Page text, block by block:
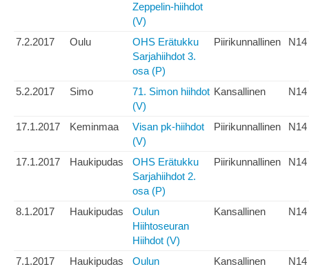
Zeppelin-hiihdot
(V)
7.2.2017 Oulu
OHS Erätukku
Sarjahiihdot 3.
osa (P)
Piirikunnallinen N14
5.2.2017 Simo
71. Simon hiihdot
(V)
Kansallinen N14
17.1.2017 Keminmaa
Visan pk-hiihdot
(V)
Piirikunnallinen N14
17.1.2017 Haukipudas
OHS Erätukku
Sarjahiihdot 2.
osa (P)
Piirikunnallinen N14
8.1.2017 Haukipudas
Oulun
Hiihtoseuran
Hiihdot (V)
Kansallinen N14
7.1.2017 Haukipudas
Oulun
Kansallinen N14